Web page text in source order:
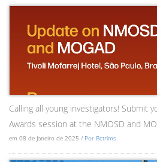
Calling all young investigators! Submit
Awards session at the NMOSD and
em 08 de Janeiro de 2025 / Por Bctrims